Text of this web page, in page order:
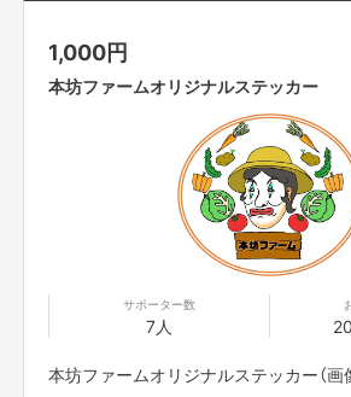
1,000円
本坊ファームオリジナルステッカー
サポーター数
7人
本坊ファームオリジナルステッカー（画